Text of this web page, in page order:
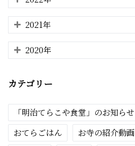
2021年
2020年
カテゴリー
「明治てらこや食堂」のお知らせ
おてらごはん
お寺の紹介動画